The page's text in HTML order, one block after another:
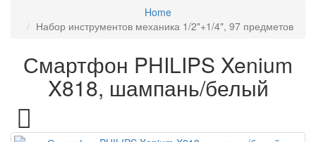
Home
Набор инструментов механика 1/2"+1/4", 97 предметов
Смартфон PHILIPS Xenium
X818, шампань/белый